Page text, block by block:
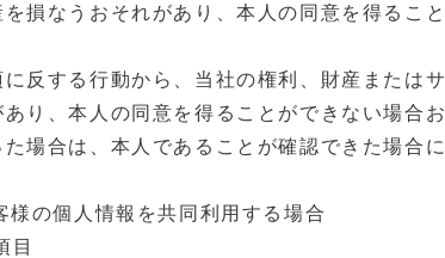
損なうおそれがあり、本⼈の同意を得ること
反する⾏動から、当社の権利、財産またはサ
り、本⼈の同意を得ることができない場合お
場合は、本⼈であることが確認できた場合に
の個⼈情報を共同利⽤する場合
⽬